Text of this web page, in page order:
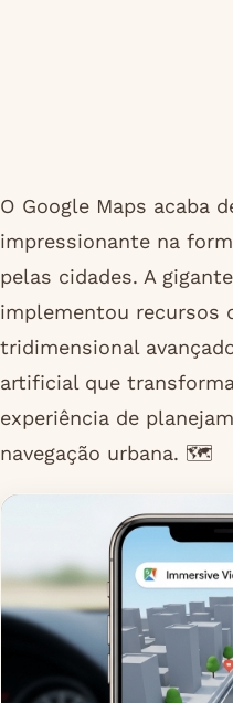
O Google Maps acaba
impressionante na
pelas cidades. A
implementou recursos
tridimensional
artificial que
experiência de
navegação urbana. 🗺️